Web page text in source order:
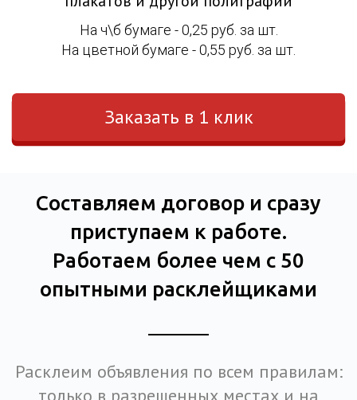
На ч\б бумаге - 0,25 руб. за шт.
На цветной бумаге - 0,55 руб. за шт.
Заказать в 1 клик
Составляем договор и сразу
приступаем к работе.
Работаем более чем с 50
опытными расклейщиками
Расклеим объявления по всем правилам:
только в разрешенных местах и на